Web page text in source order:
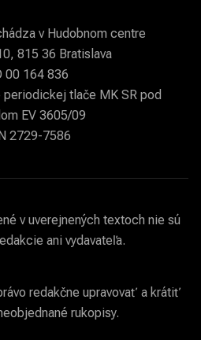
v Hudobnom centre
815 36 Bratislava
00 164 836
periodickej tlače MK SR pod
EV 3605/09
2729-7586
v uverejnených textoch nie sú
ani vydavateľa.
redakčne upravovať a krátiť
rukopisy.